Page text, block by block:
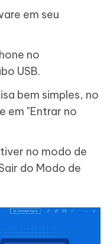
em seu
no
USB.
bem simples, no
em "Entrar no
no modo de
do Modo de